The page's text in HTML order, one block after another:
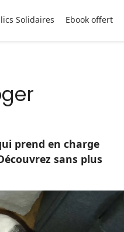
Solidaires Ebook offert
prend en charge
sans plus